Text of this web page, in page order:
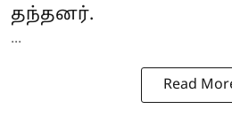
தந்தனர்.
...
Read